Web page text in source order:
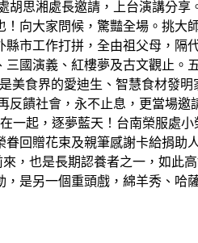
思湘處長邀請，上台演講分享
向大家問候，驚豔全場。挑大
市工作打拼，全由祖父母，隔
國演義、紅樓夢及古文觀止。
美食界的愛迪生、智慧食材發
饋社會，永不止息，更當場邀
一起，逐夢藍天！台南榮服處
回贈花束及親筆感謝卡給捐助
，也是長期認養者之一，如此
是另一個重頭戲，綿羊秀、哈